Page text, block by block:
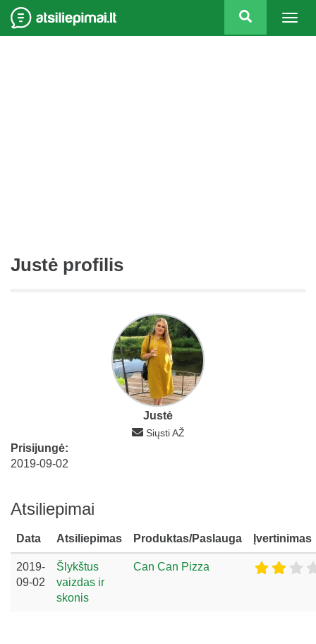
Justė profilis
Justė
Siųsti AŽ
Prisijungė:
2019-09-02
Atsiliepimai
Data Atsiliepimas Produktas/Paslauga Įvertinimas
2019-
09-02
Šlykštus
vaizdas ir
skonis
Can Can Pizza